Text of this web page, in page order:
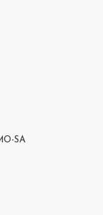
SA